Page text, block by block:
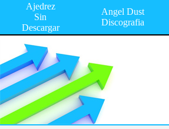
Ajedrez
Sin
Descargar
Angel Dust
Discografia